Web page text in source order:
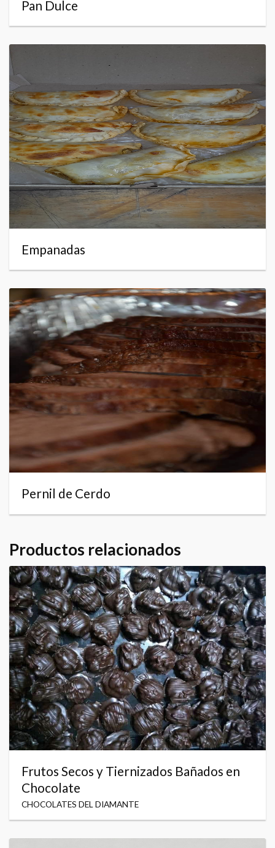
Pan Dulce
Empanadas
Pernil de Cerdo
Productos relacionados
Frutos Secos y Tiernizados Bañados en
Chocolate
CHOCOLATES DEL DIAMANTE